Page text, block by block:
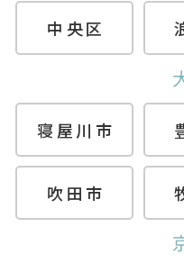
中央区
寝屋川市
吹田市